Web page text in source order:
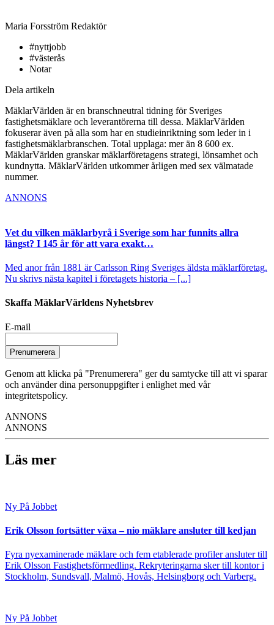
Maria Forsström Redaktör
#nyttjobb
#västerås
Notar
Dela artikeln
MäklarVärlden är en branschneutral tidning för Sveriges
fastighetsmäklare och leverantörerna till dessa. MäklarVärlden
fokuserar även på alla som har en studieinriktning som leder in i
fastighetsmäklarbranschen. Total upplaga: mer än 8 600 ex.
MäklarVärlden granskar mäklarföretagens strategi, lönsamhet och
kundnytta. MäklarVärlden utkommer årligen med sex välmatade
nummer.
ANNONS
Vet du vilken mäklarbyrå i Sverige som har funnits allra
längst? I 145 år för att vara exakt…
Med anor från 1881 är Carlsson Ring Sveriges äldsta mäklarföretag.
Nu skrivs nästa kapitel i företagets historia – [...]
Skaffa MäklarVärldens Nyhetsbrev
E-mail
Prenumerera
Genom att klicka på "Prenumerera" ger du samtycke till att vi sparar
och använder dina personuppgifter i enlighet med vår
integritetspolicy.
ANNONS
ANNONS
Läs mer
Ny På Jobbet
Erik Olsson fortsätter växa – nio mäklare ansluter till kedjan
Fyra nyexaminerade mäklare och fem etablerade profiler ansluter till
Erik Olsson Fastighetsförmedling. Rekryteringarna sker till kontor i
Stockholm, Sundsvall, Malmö, Hovås, Helsingborg och Varberg.
Ny På Jobbet